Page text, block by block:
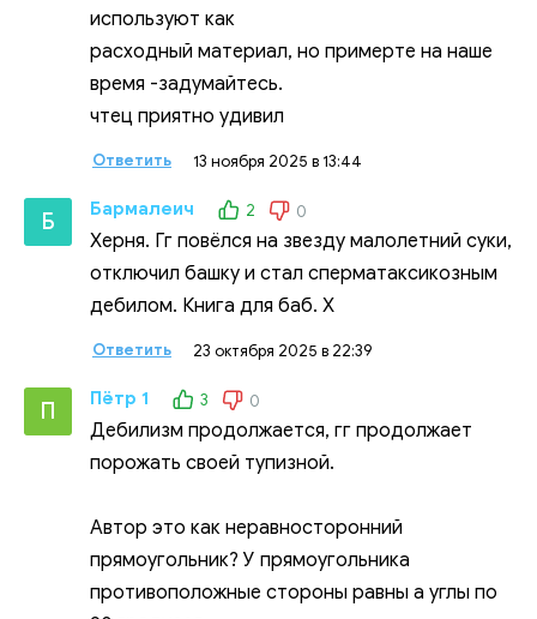
используют как
расходный материал, но примерте на наше
время -задумайтесь.
чтец приятно удивил
Ответить 13 ноября 2025 в 13:44
Б Бармалеич 2 0
Херня. Гг повёлся на звезду малолетний суки,
отключил башку и стал сперматаксикозным
дебилом. Книга для баб. Х
Ответить 23 октября 2025 в 22:39
П Пётр 1 3 0
Дебилизм продолжается, гг продолжает
порожать своей тупизной.
Автор это как неравносторонний
прямоугольник? У прямоугольника
противоположные стороны равны а углы по